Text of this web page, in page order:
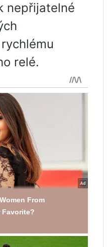
nepřijatelné
relé.